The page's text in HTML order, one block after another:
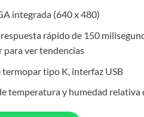
integrada (640 x 480)
rápido de 150
para ver tendencias
termopar tipo K, interfaz USB
temperatura y humedad relativa